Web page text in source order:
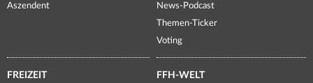
Aszendent
News-Podcast
Themen-Ticker
Voting
FREIZEIT FFH-WELT